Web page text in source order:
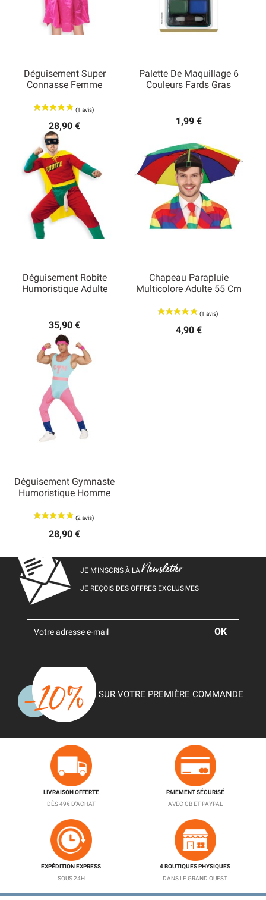
Déguisement Super
Connasse Femme
28,90 €
Palette De Maquillage 6
Couleurs Fards Gras
1,99 €
Déguisement Robite
Humoristique Adulte
35,90 €
Chapeau Parapluie
Multicolore Adulte 55 Cm
4,90 €
Déguisement Gymnaste
Humoristique Homme
28,90 €
JE M’INSCRIS À LANewsletter
JE REÇOIS DES OFFRES EXCLUSIVES
SUR VOTRE PREMIÈRE COMMANDE
LIVRAISON OFFERTE
DÈS 49€ D'ACHAT
PAIEMENT SÉCURISÉ
AVEC CB ET PAYPAL
EXPÉDITION EXPRESS
SOUS 24H
4 BOUTIQUES PHYSIQUES
DANS LE GRAND OUEST